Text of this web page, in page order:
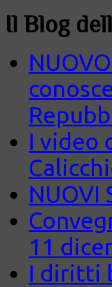
Il Blog
I video
NUOVI
11
I diritti